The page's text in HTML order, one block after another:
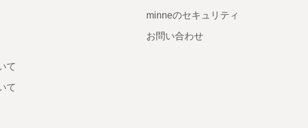
て
て
minneのセキュリティ
お問い合わせ